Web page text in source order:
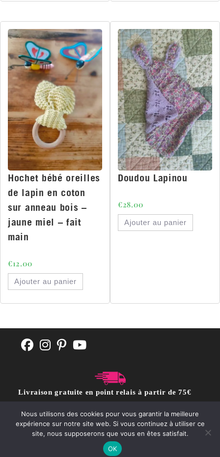
Hochet bébé oreilles
de lapin en coton
sur anneau bois –
jaune miel – fait
main
€12.00
Ajouter au panier
Doudou Lapinou
€28.00
Ajouter au panier
Livraison gratuite en point relais à partir de 75€
CGV POLITIQUE DE CONFIDENTIALITÉ
Nous utilisons des cookies pour vous garantir la meilleure
expérience sur notre site web. Si vous continuez à utiliser ce
site, nous supposerons que vous en êtes satisfait.
OK